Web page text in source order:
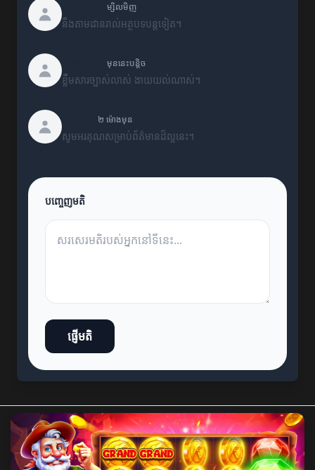
ម្សិលមិញ
នឹងតាមដានរាល់អត្ថបទបន្តទៀត។
មុននេះបន្តិច
ខ្លឹមសារច្បាស់លាស់ ងាយយល់ណាស់។
២ ម៉ោងមុន
សូមអរគុណសម្រាប់ព័ត៌មានដ៏ល្អនេះ។
បញ្ចេញមតិ
ផ្ញើមតិ